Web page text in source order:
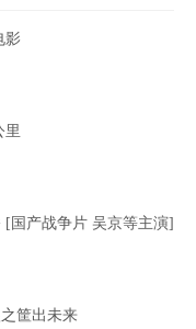
影
里
2022年 长津湖之水门桥 [国产战争片 吴京等主演]
筐出未来